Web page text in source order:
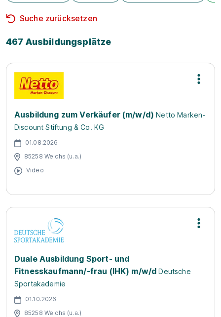
Suche zurücksetzen
467 Ausbildungsplätze
Ausbildung zum Verkäufer (m/w/d) Netto Marken-
Discount Stiftung & Co. KG
01.08.2026
85258 Weichs (u.a.)
Video
Duale Ausbildung Sport- und
Fitnesskaufmann/-frau (IHK) m/w/d Deutsche
Sportakademie
01.10.2026
85258 Weichs (u.a.)